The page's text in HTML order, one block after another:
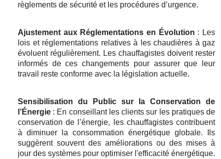
règlements de sécurité et les procédures d’urgence.
Ajustement aux Réglementations en Évolution : Les
lois et réglementations relatives à les chaudières à gaz
évoluent régulièrement. Les chauffagistes doivent rester
informés de ces changements pour assurer que leur
travail reste conforme avec la législation actuelle.
Sensibilisation du Public sur la Conservation de
l’Énergie : En conseillant les clients sur les pratiques de
conservation de l’énergie, les chauffagistes contribuent
à diminuer la consommation énergétique globale. Ils
suggèrent souvent des améliorations ou des mises à
jour des systèmes pour optimiser l'efficacité énergétique.